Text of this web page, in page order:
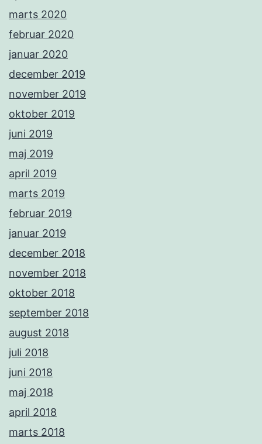
marts 2020
februar 2020
januar 2020
december 2019
november 2019
oktober 2019
juni 2019
maj 2019
april 2019
marts 2019
februar 2019
januar 2019
december 2018
november 2018
oktober 2018
september 2018
august 2018
juli 2018
juni 2018
maj 2018
april 2018
marts 2018